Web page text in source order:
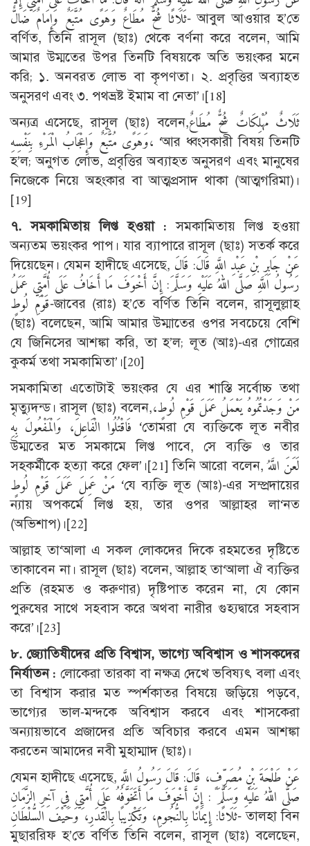
ثَلَاثًا شُحٌّ مُطَاعٌ وَهَوًى مُتَّبَعٌ وَإِمَامٌ ضَالٌّ- আবুল আওয়ার হ’তে
বর্ণিত, তিনি রাসূল (ছাঃ) থেকে বর্ণনা করে বলেন, আমি
আমার উম্মতের উপর তিনটি বিষয়কে অতি ভয়ংকর মনে
করি; ১. অনবরত লোভ বা কৃপণতা। ২. প্রবৃত্তির অব্যাহত
অনুসরণ এবং ৩. পথভ্রষ্ট ইমাম বা নেতা’।[18]
অন্যত্র এসেছে, রাসূল (ছাঃ) বলেন,ثَلَاثٌ مُهْلِكَاتٌ شُحٌّ مُطَاعٌ
وَهَوًى مُتَّبَعٌ وَإِعْجَابُ الْمَرْءِ بِنَفْسِهِ، ‘আর ধ্বংসকারী বিষয় তিনটি
হ’ল; অনুগত লোভ, প্রবৃত্তির অব্যাহত অনুসরণ এবং মানুষের
নিজেকে নিয়ে অহংকার বা আত্মপ্রসাদ থাকা (আত্মগরিমা)।
[19]
৭. সমকামিতায় লিপ্ত হওয়া :সমকামিতায় লিপ্ত হওয়া
অন্যতম ভয়ংকর পাপ। যার ব্যাপারে রাসূল (ছাঃ) সতর্ক করে
দিয়েছেন। যেমন হাদীছে এসেছে, عَنْ جَابِرِ بْنِ عَبْدِ اللَّهِ قَالَ: قَالَ
رَسُولُ اللَّهِ صَلَّى اللهُ عَلَيْهِ وَسَلَّمَ: إِنَّ أَخْوَفَ مَا أَخَافُ عَلَى أُمَّتِي عَمَلُ
قَوْمِ لُوطٍ-জাবের (রাঃ) হ’তে বর্ণিত তিনি বলেন, রাসূলুল্লাহ
(ছাঃ) বলেছেন, আমি আমার উম্মাতের ওপর সবচেয়ে বেশি
যে জিনিসের আশঙ্কা করি, তা হ’ল; লূত (আঃ)-এর গোত্রের
কুকর্ম তথা সমকামিতা’।[20]
সমকামিতা এতোটাই ভয়ংকর যে এর শাস্তি সর্বোচ্চ তথা
মৃত্যুদন্ড। রাসূল (ছাঃ) বলেন,مَنْ وَجَدْتُمُوهُ يَعْمَلُ عَمَلَ قَوْمِ لُوطٍ،
فَاقْتُلُوا الْفَاعِلَ، وَالْمَفْعُولَ بِهِ ‘তোমরা যে ব্যক্তিকে লূত নবীর
উম্মতের মত সমকামে লিপ্ত পাবে, সে ব্যক্তি ও তার
সহকর্মীকে হত্যা করে ফেল’।[21] তিনি আরো বলেন, لَعَنَ اللَّهُ
مَنْ عَمِلَ عَمَلَ قَوْمِ لُوطٍ ‘যে ব্যক্তি লূত (আঃ)-এর সম্প্রদায়ের
ন্যায় অপকর্মে লিপ্ত হয়, তার ওপর আল্লাহর লা‘নত
(অভিশাপ)।[22]
আল্লাহ তা‘আলা এ সকল লোকদের দিকে রহমতের দৃষ্টিতে
তাকাবেন না। রাসূল (ছাঃ) বলেন, আল্লাহ তা‘আলা ঐ ব্যক্তির
প্রতি (রহমত ও করুণার) দৃষ্টিপাত করেন না, যে কোন
পুরুষের সাথে সহবাস করে অথবা নারীর গুহ্যদ্বারে সহবাস
করে’।[23]
৮. জ্যোতিষীদের প্রতি বিশ্বাস, ভাগ্যে অবিশ্বাস ও শাসকদের
নির্যাতন : লোকেরা তারকা বা নক্ষত্র দেখে ভবিষ্যৎ বলা এবং
তা বিশ্বাস করার মত স্পর্শকাতর বিষয়ে জড়িয়ে পড়বে,
ভাগ্যের ভাল-মন্দকে অবিশ্বাস করবে এবং শাসকেরা
অন্যায়ভাবে প্রজাদের প্রতি অবিচার করবে এমন আশঙ্কা
করতেন আমাদের নবী মুহাম্মাদ (ছাঃ)।
যেমন হাদীছে এসেছে, عَنْ طَلْحَةَ بْنِ مُصَرِّفٍ، قَالَ: قَالَ رَسُولُ اللَّهِ
صَلَّى اللهُ عَلَيْهِ وَسَلَّمَ : إِنَّ أَخْوَفَ مَا أَتَخَوَّفُهُ عَلَى أُمَّتِي فِي آخِرِ الزَّمَانِ
ثَلَاثًا: إِيمَانًا بِالنُّجُومِ، وَتَكْذِيبًا بِالْقَدَرِ، وَحَيْفَ السُّلْطَانِ- তালহা বিন
মুছাররিফ হ’তে বর্ণিত তিনি বলেন, রাসূল (ছাঃ) বলেছেন,